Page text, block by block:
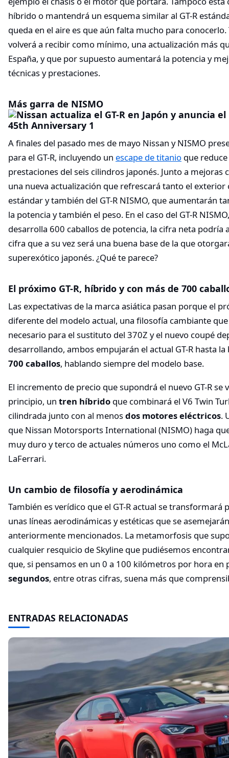
híbrido o mantendrá un esquema similar al GT-R
queda en el aire es que aún falta mucho para conocerlo.
volverá a recibir como mínimo, una actualización más
España, y que por supuesto aumentará la potencia y
técnicas y prestaciones.
Más garra de NISMO
A finales del pasado mes de mayo Nissan y NISMO
para el GT-R, incluyendo un escape de titanio que
prestaciones del seis cilindros japonés. Junto a mejoras
una nueva actualización que refrescará tanto el exterior
estándar y también del GT-R NISMO, que aumentarán
la potencia y también el peso. En el caso del GT-R
desarrolla 600 caballos de potencia, la cifra neta podría
cifra que a su vez será una buena base de la que
superexótico japonés. ¿Qué te parece?
El próximo GT-R, híbrido y con más de 700
Las expectativas de la marca asiática pasan porque el
diferente del modelo actual, una filosofía cambiante que
necesario para el sustituto del 370Z y el nuevo coupé
desarrollando, ambos empujarán el actual GT-R hasta
700 caballos, hablando siempre del modelo base.
El incremento de precio que supondrá el nuevo GT-R se
principio, un tren híbrido que combinará el V6 Twin
cilindrada junto con al menosdos motores eléctricos.
que Nissan Motorsports International (NISMO) haga
muy duro y terco de actuales números uno como el
LaFerrari.
Un cambio de filosofía y aerodinámica
También es verídico que el GT-R actual se transformará
unas líneas aerodinámicas y estéticas que se
anteriormente mencionados. La metamorfosis que
cualquier resquicio de Skyline que pudiésemos
que, si pensamos en un 0 a 100 kilómetros por hora en
segundos, entre otras cifras, suena más que
ENTRADAS RELACIONADAS